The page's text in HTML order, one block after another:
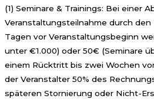
(1) Seminare & Trainings: Bei einer
Veranstaltungsteilnahme durch den
Tagen vor Veranstaltungsbeginn
unter €1.000) oder 50€ (Seminare
einem Rücktritt bis zwei Wochen
der Veranstalter 50% des
späteren Stornierung oder Nicht-